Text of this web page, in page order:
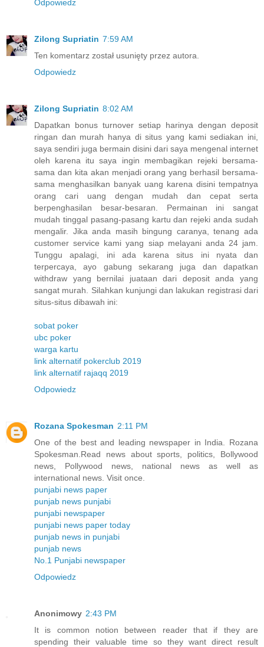
Odpowiedz
Zilong Supriatin 7:59 AM
Ten komentarz został usunięty przez autora.
Odpowiedz
Zilong Supriatin 8:02 AM
Dapatkan bonus turnover setiap harinya dengan deposit
ringan dan murah hanya di situs yang kami sediakan ini,
saya sendiri juga bermain disini dari saya mengenal internet
oleh karena itu saya ingin membagikan rejeki bersama-
sama dan kita akan menjadi orang yang berhasil bersama-
sama menghasilkan banyak uang karena disini tempatnya
orang cari uang dengan mudah dan cepat serta
berpenghasilan besar-besaran. Permainan ini sangat
mudah tinggal pasang-pasang kartu dan rejeki anda sudah
mengalir. Jika anda masih bingung caranya, tenang ada
customer service kami yang siap melayani anda 24 jam.
Tunggu apalagi, ini ada karena situs ini nyata dan
terpercaya, ayo gabung sekarang juga dan dapatkan
withdraw yang bernilai juataan dari deposit anda yang
sangat murah. Silahkan kunjungi dan lakukan registrasi dari
situs-situs dibawah ini:
sobat poker
ubc poker
warga kartu
link alternatif pokerclub 2019
link alternatif rajaqq 2019
Odpowiedz
Rozana Spokesman 2:11 PM
One of the best and leading newspaper in India. Rozana
Spokesman.Read news about sports, politics, Bollywood
news, Pollywood news, national news as well as
international news. Visit once.
punjabi news paper
punjab news punjabi
punjabi newspaper
punjabi news paper today
punjab news in punjabi
punjab news
No.1 Punjabi newspaper
Odpowiedz
Anonimowy 2:43 PM
It is common notion between reader that if they are
spending their valuable time so they want direct result